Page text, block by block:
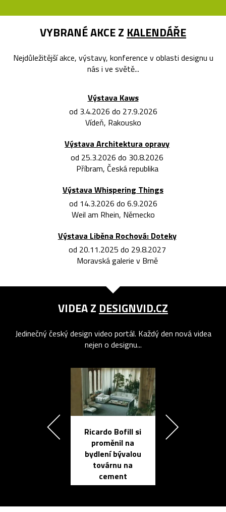
VYBRANÉ AKCE Z KALENDÁŘE
Nejdůležitější akce, výstavy, konference v oblasti designu u
nás i ve světě...
Výstava Kaws
od 3.4.2026 do 27.9.2026
Vídeň, Rakousko
Výstava Architektura opravy
od 25.3.2026 do 30.8.2026
Příbram, Česká republika
Výstava Whispering Things
od 14.3.2026 do 6.9.2026
Weil am Rhein, Německo
Výstava Liběna Rochová: Doteky
od 20.11.2025 do 29.8.2027
Moravská galerie v Brně
VIDEA Z DESIGNVID.CZ
Jedinečný český design video portál. Každý den nová videa
nejen o designu...
Ricardo Bofill si
proměnil na
bydlení bývalou
továrnu na
cement